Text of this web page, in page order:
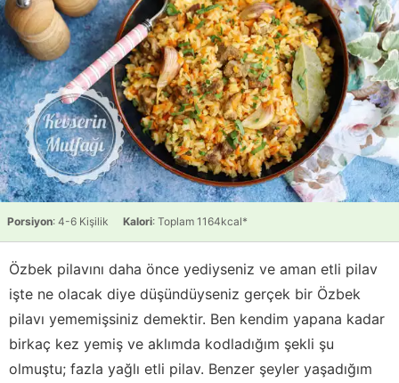
Porsiyon: 4-6 Kişilik Kalori: Toplam 1164kcal*
Özbek pilavını daha önce yediyseniz ve aman etli pilav
işte ne olacak diye düşündüyseniz gerçek bir Özbek
pilavı yememişsiniz demektir. Ben kendim yapana kadar
birkaç kez yemiş ve aklımda kodladığım şekli şu
olmuştu; fazla yağlı etli pilav. Benzer şeyler yaşadığım